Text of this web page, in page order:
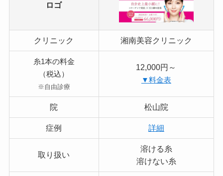
ロゴ
クリニック 湘南美容クリニック
糸1本の料金
（税込）
※自由診療
12,000円～
▼料金表
院 松山院
症例 詳細
取り扱い
溶ける糸
溶けない糸